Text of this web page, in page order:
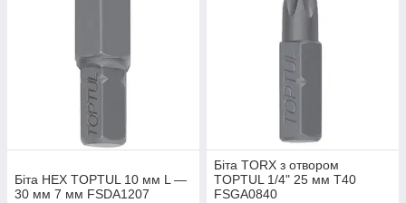
Біта HEX TOPTUL 10 мм L —
30 мм 7 мм FSDA1207
Біта TORX з отвором
TOPTUL 1/4" 25 мм T40
FSGA0840